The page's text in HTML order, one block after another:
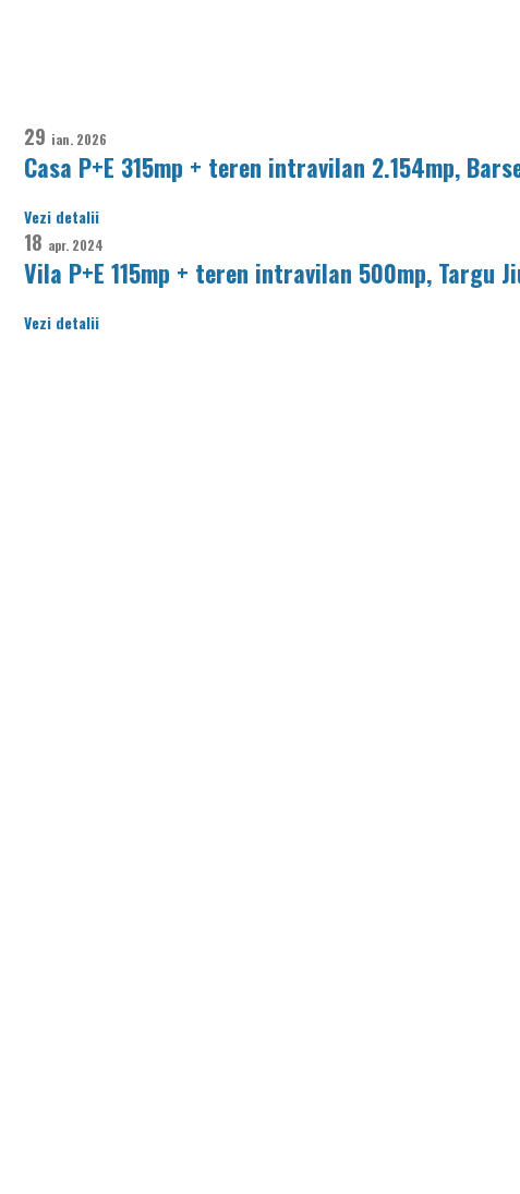
29 ian. 2026
Casa P+E 315mp + teren intravilan 2.154mp,
Vezi detalii
18 apr. 2024
Vila P+E 115mp + teren intravilan 500mp, Targu
Vezi detalii